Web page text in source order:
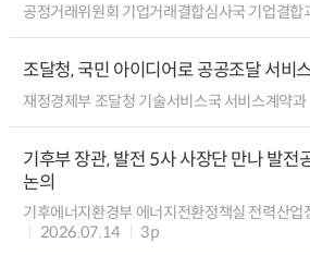
공정거래위원회 기업거래결합심사국 기업결합
조달청, 국민 아이디어로 공공조달 서비
재정경제부 조달청 기술서비스국 서비스계약과
기후부 장관, 발전 5사 사장단 만나 발전
논의
기후에너지환경부 에너지전환정책실 전력산
2026.07.14
3p